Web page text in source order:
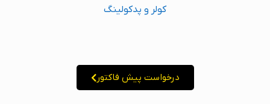
کولر و پدکولینگ
درخواست پیش فاکتور